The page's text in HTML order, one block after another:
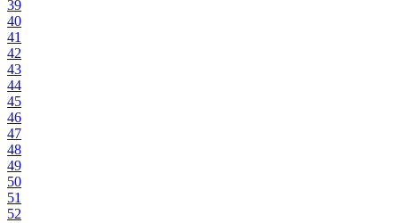
39
40
41
42
43
44
45
46
47
48
49
50
51
52